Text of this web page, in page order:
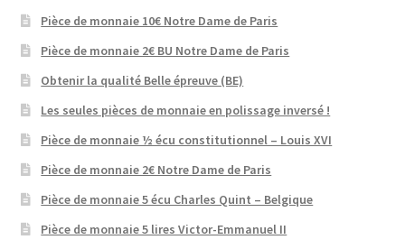
Pièce de monnaie 10€ Notre Dame de Paris
Pièce de monnaie 2€ BU Notre Dame de Paris
Obtenir la qualité Belle épreuve (BE)
Les seules pièces de monnaie en polissage inversé !
Pièce de monnaie ½ écu constitutionnel – Louis XVI
Pièce de monnaie 2€ Notre Dame de Paris
Pièce de monnaie 5 écu Charles Quint – Belgique
Pièce de monnaie 5 lires Victor-Emmanuel II